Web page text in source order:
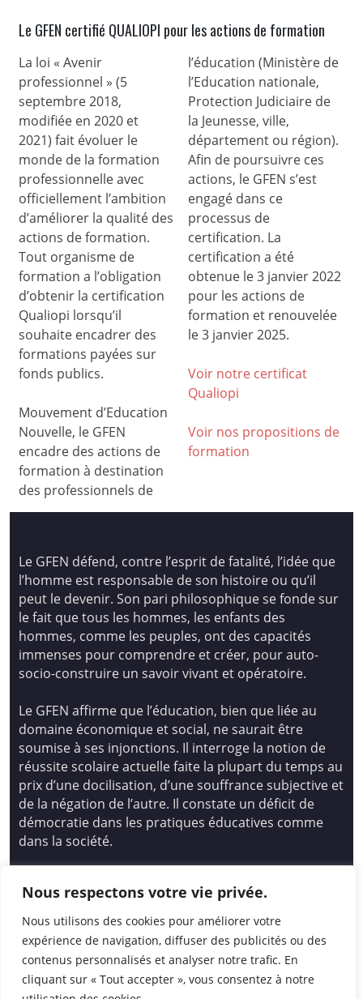
Nous respectons votre vie privée.
Nous utilisons des cookies pour améliorer votre
expérience de navigation, diffuser des publicités ou des
contenus personnalisés et analyser notre trafic. En
cliquant sur « Tout accepter », vous consentez à notre
Le GFEN certifié QUALIOPI pour les actions de formation
La loi « Avenir
professionnel » (5
septembre 2018,
modifiée en 2020 et
2021) fait évoluer le
monde de la formation
professionnelle avec
officiellement l’ambition
d’améliorer la qualité des
actions de formation.
Tout organisme de
formation a l’obligation
d’obtenir la certification
Qualiopi lorsqu’il
souhaite encadrer des
formations payées sur
fonds publics.
Mouvement d’Education
Nouvelle, le GFEN
encadre des actions de
formation à destination
des professionnels de
l’éducation (Ministère de
l’Education nationale,
Protection Judiciaire de
la Jeunesse, ville,
département ou région).
Afin de poursuivre ces
actions, le GFEN s’est
engagé dans ce
processus de
certification. La
certification a été
obtenue le 3 janvier 2022
pour les actions de
formation et renouvelée
le 3 janvier 2025.
Voir notre certificat
Qualiopi
Voir nos propositions de
formation
Le GFEN défend, contre l’esprit de fatalité, l’idée que
l’homme est responsable de son histoire ou qu’il
peut le devenir. Son pari philosophique se fonde sur
le fait que tous les hommes, les enfants des
hommes, comme les peuples, ont des capacités
immenses pour comprendre et créer, pour auto-
socio-construire un savoir vivant et opératoire.
Le GFEN affirme que l’éducation, bien que liée au
domaine économique et social, ne saurait être
soumise à ses injonctions. Il interroge la notion de
réussite scolaire actuelle faite la plupart du temps au
prix d’une docilisation, d’une souffrance subjective et
de la négation de l’autre. Il constate un déficit de
démocratie dans les pratiques éducatives comme
dans la société.
Nouvelle
14 avenue Spinoza 94200 Ivry Sur Seine
01 46 72 53 17 – gfen@gfen.asso.fr